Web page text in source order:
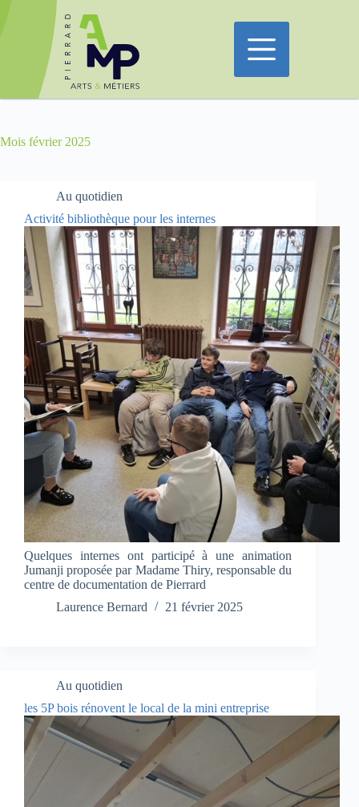
Passer
au
contenu
Mois février 2025
Au quotidien
Activité bibliothèque pour les internes
Quelques internes ont participé à une animation
Jumanji proposée par Madame Thiry, responsable du
centre de documentation de Pierrard
Laurence Bernard
21 février 2025
Au quotidien
les 5P bois rénovent le local de la mini entreprise